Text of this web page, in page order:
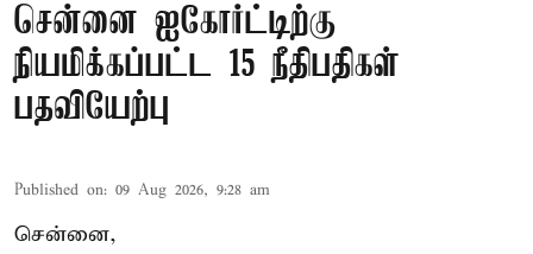
சென்னை ஐகோர்ட்டிற்கு
நியமிக்கப்பட்ட 15 நீதிபதிகள்
பதவியேற்பு
Published on: 09 Aug 2026, 9:28 am
சென்னை,